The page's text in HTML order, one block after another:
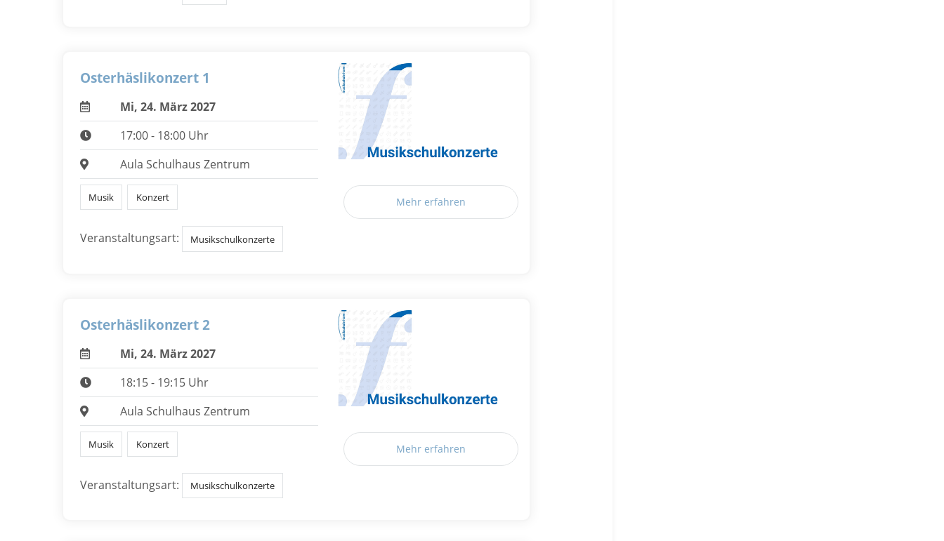
Osterhäslikonzert 1
Mi, 24. März 2027
17:00 - 18:00 Uhr
Aula Schulhaus Zentrum
Musik Konzert
Veranstaltungsart: Musikschulkonzerte
Mehr erfahren
Osterhäslikonzert 2
Mi, 24. März 2027
18:15 - 19:15 Uhr
Aula Schulhaus Zentrum
Musik Konzert
Veranstaltungsart: Musikschulkonzerte
Mehr erfahren